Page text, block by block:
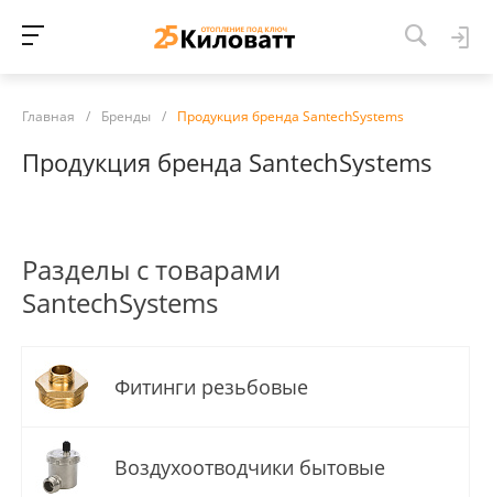
Главная / Бренды / Продукция бренда SantechSystems
Продукция бренда SantechSystems
Разделы с товарами
SantechSystems
Фитинги резьбовые
Воздухоотводчики бытовые